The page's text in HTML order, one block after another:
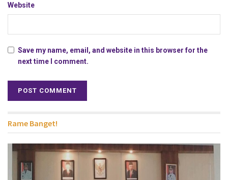
Website
Save my name, email, and website in this browser for the
next time I comment.
Rame Banget!